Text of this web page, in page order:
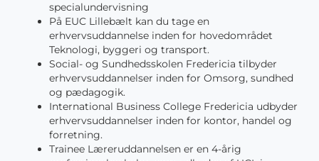
specialundervisning
På EUC Lillebælt kan du tage en
erhvervsuddannelse inden for hovedområdet
Teknologi, byggeri og transport.
Social- og Sundhedsskolen Fredericia tilbyder
erhvervsuddannelser inden for Omsorg, sundhed
og pædagogik.
International Business College Fredericia udbyder
erhvervsuddannelser inden for kontor, handel og
forretning.
Trainee Læreruddannelsen er en 4-årig